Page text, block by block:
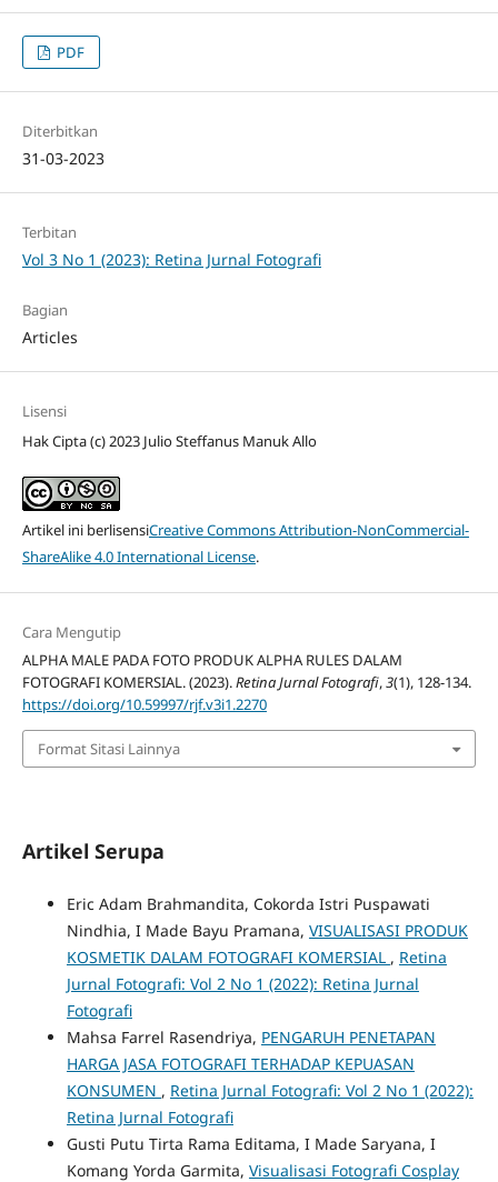
PDF
Diterbitkan
31-03-2023
Terbitan
Vol 3 No 1 (2023): Retina Jurnal Fotografi
Bagian
Articles
Lisensi
Hak Cipta (c) 2023 Julio Steffanus Manuk Allo
Artikel ini berlisensiCreative Commons Attribution-NonCommercial-
ShareAlike 4.0 International License.
Cara Mengutip
ALPHA MALE PADA FOTO PRODUK ALPHA RULES DALAM
FOTOGRAFI KOMERSIAL. (2023).Retina Jurnal Fotografi,3(1), 128-134.
https://doi.org/10.59997/rjf.v3i1.2270
Format Sitasi Lainnya
Artikel Serupa
Eric Adam Brahmandita, Cokorda Istri Puspawati
Nindhia, I Made Bayu Pramana, VISUALISASI PRODUK
KOSMETIK DALAM FOTOGRAFI KOMERSIAL , Retina
Jurnal Fotografi: Vol 2 No 1 (2022): Retina Jurnal
Fotografi
Mahsa Farrel Rasendriya, PENGARUH PENETAPAN
HARGA JASA FOTOGRAFI TERHADAP KEPUASAN
KONSUMEN , Retina Jurnal Fotografi: Vol 2 No 1 (2022):
Retina Jurnal Fotografi
Gusti Putu Tirta Rama Editama, I Made Saryana, I
Komang Yorda Garmita, Visualisasi Fotografi Cosplay